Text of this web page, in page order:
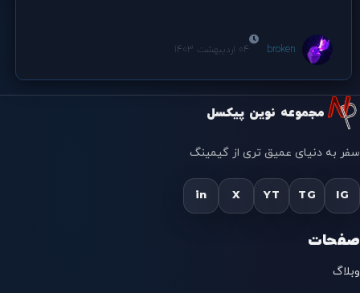
broken 04 اردیبهشت 1403
مجموعه نوین پیکسل
سفر به دنیای عمیق تری از گیمینگ
IG
TG
YT
X
in
صفحات
وبلاگ